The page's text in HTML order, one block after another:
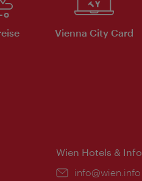
Vienna City Card
Wien Hotels & Info
Email:
info@wien.info